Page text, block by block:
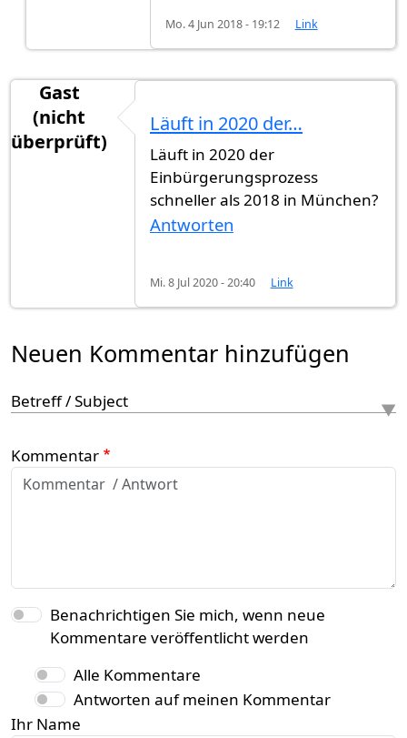
Mo. 4 Jun 2018 - 19:12 Link
Gast
(nicht
überprüft)
Läuft in 2020 der…
Läuft in 2020 der
Einbürgerungsprozess
schneller als 2018 in München?
Antworten
Mi. 8 Jul 2020 - 20:40 Link
Neuen Kommentar hinzufügen
Betreff / Subject
Kommentar
Benachrichtigen Sie mich, wenn neue
Kommentare veröffentlicht werden
Alle Kommentare
Antworten auf meinen Kommentar
Ihr Name